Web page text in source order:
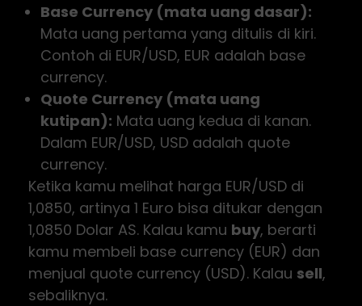
Base Currency (mata uang dasar):
Mata uang pertama yang ditulis di kiri.
Contoh di EUR/USD, EUR adalah base
currency.
Quote Currency (mata uang
kutipan): Mata uang kedua di kanan.
Dalam EUR/USD, USD adalah quote
currency.
Ketika kamu melihat harga EUR/USD di
1,0850, artinya 1 Euro bisa ditukar dengan
1,0850 Dolar AS. Kalau kamu buy, berarti
kamu membeli base currency (EUR) dan
menjual quote currency (USD). Kalau sell,
sebaliknya.